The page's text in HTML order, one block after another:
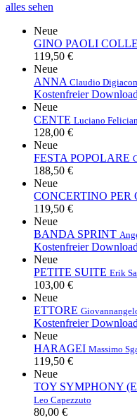
alles sehen
Neue
GINO PAOLI
119,50 €
Neue
ANNA Claudio
Kostenfreier Download
Neue
CENTE Luciano
128,00 €
Neue
FESTA POPOLARE
188,50 €
Neue
CONCERTINO PER
119,50 €
Neue
BANDA SPRINT
Kostenfreier Download
Neue
PETITE SUITE Erik
103,00 €
Neue
ETTORE
Kostenfreier Download
Neue
HARAGEI Massimo
119,50 €
Neue
TOY SYMPHONY
Leo Capezzuto
80,00 €